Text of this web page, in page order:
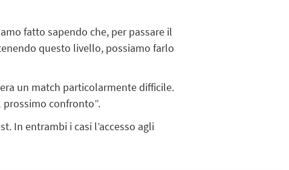
fatto sapendo che, per passare il
questo livello, possiamo farlo
un match particolarmente difficile.
confronto”.
In entrambi i casi l’accesso agli